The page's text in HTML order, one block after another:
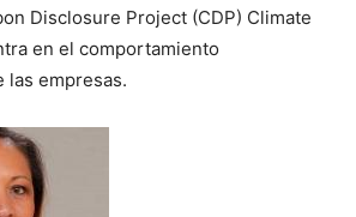
Disclosure Project (CDP) Climate
en el comportamiento
las empresas.